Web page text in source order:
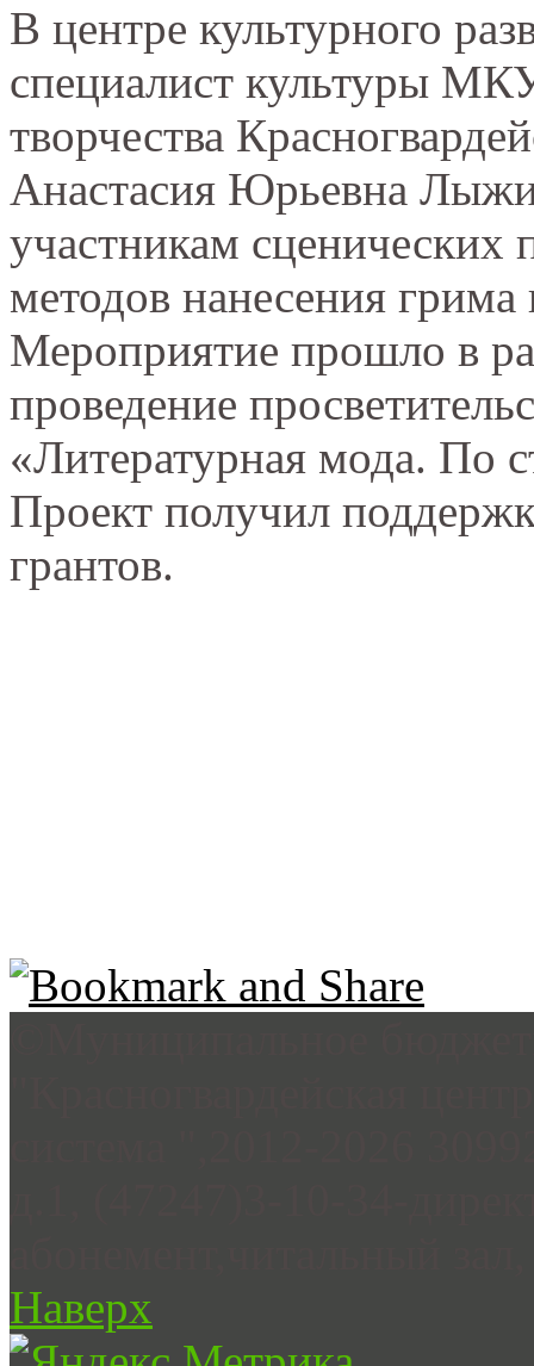
В центре культурного
специалист культуры
творчества
Анастасия Юрьевна
участникам сценических
методов нанесения
Мероприятие прошло в
проведение
«Литературная мода. По
Проект получил
грантов.
Наверх